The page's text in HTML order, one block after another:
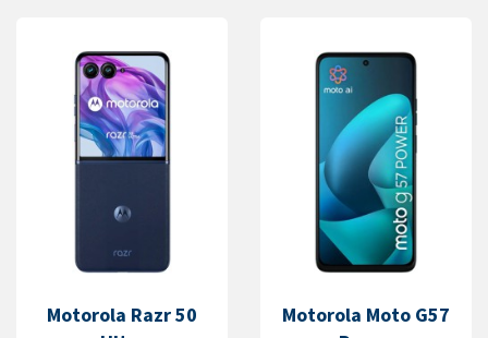
Motorola Razr 50
Motorola Moto G57